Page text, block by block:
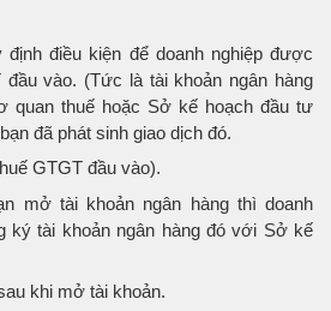
định điều kiện để doanh nghiệp được
vào. (Tức là tài khoản ngân hàng
quan thuế hoặc Sở kế hoạch đầu tư
đã phát sinh giao dịch đó.
GTGT đầu vào).
mở tài khoản ngân hàng thì doanh
ký tài khoản ngân hàng đó với Sở kế
khi mở tài khoản.